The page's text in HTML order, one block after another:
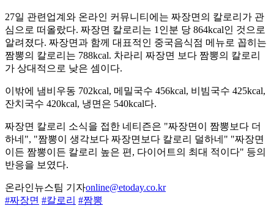
27일 관련업계와 온라인 커뮤니티에는 짜장면의 칼로리가 관
심으로 떠올랐다. 짜장면 칼로리는 1인분 당 864kcal인 것으로
알려졌다. 짜장면과 함께 대표적인 중국음식점 메뉴로 꼽히는
짬뽕의 칼로리는 788kcal. 차라리 짜장면 보다 짬뽕의 칼로리
가 상대적으로 낮은 셈이다.
이밖에 냄비우동 702kcal, 메밀국수 456kcal, 비빔국수 425kcal,
잔치국수 420kcal, 냉면은 540kcal다.
짜장면 칼로리 소식을 접한 네티즌은 "짜장면이 짬뽕보다 더
하네", "짬뽕이 생각보다 짜장면보다 칼로리 덜하네" "짜장면
이든 짬뽕이든 칼로리 높은 편, 다이어트의 최대 적이다" 등의
반응을 보였다.
온라인뉴스팀 기자online@etoday.co.kr
#짜장면 #칼로리 #짬뽕